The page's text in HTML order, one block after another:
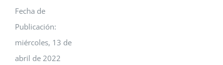
Fecha de
Publicación:
miércoles, 13 de
abril de 2022